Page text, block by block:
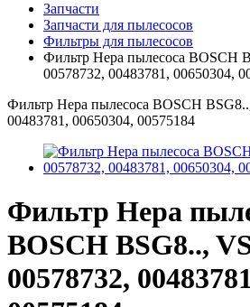
Запчасти
Запчасти для пылесосов
Фильтры для пылесосов
Фильтр Hepa пылесоса BOSCH
00578732, 00483781, 00650304,
Фильтр Hepa пылесоса BOSCH
00483781, 00650304, 00575184
Фильтр Hepa
BOSCH BSG8..,
00578732,